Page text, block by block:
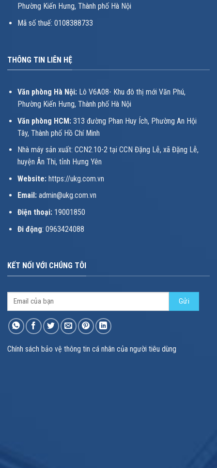
Phường Kiến Hưng, Thành phố Hà Nội
Mã số thuế: 0108388733
THÔNG TIN LIÊN HỆ
Văn phòng Hà Nội:Lô V6A08- Khu đô thị mới Văn Phú,
Phường Kiến Hưng, Thành phố Hà Nội
Văn phòng HCM: 313 đường Phan Huy Ích, Phường An Hội
Tây, Thành phố Hồ Chí Minh
Nhà máy sản xuất: CCN2.10-2 tại CCN Đặng Lễ, xã Đặng Lễ,
huyện Ân Thi, tỉnh Hưng Yên
Website: https://ukg.com.vn
Email: admin@ukg.com.vn
Điện thoại: 19001850
Đi động: 0963424088
KẾT NỐI VỚI CHÚNG TÔI
Chính sách bảo vệ thông tin cá nhân của người tiêu dùng